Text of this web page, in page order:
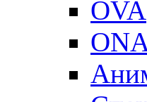
OVA